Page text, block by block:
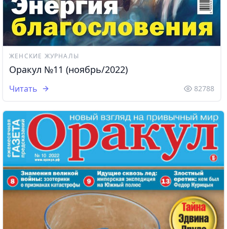
ЖЕНСКИЕ ЖУРНАЛЫ
Оракул №11 (ноябрь/2022)
Читать 82788